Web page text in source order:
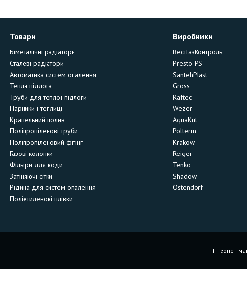
Товари
Біметалічні радіатори
Сталеві радіатори
Автоматика систем опалення
Тепла підлога
Труби для теплої підлоги
Парники і теплиці
Крапельний полив
Поліпропіленові труби
Поліпропіленовий фітінг
Газові колонки
Фільтри для води
Затіняючі сітки
Рідина для систем опалення
Поліетиленові плівки
Виробники
ВестГазКонтроль
Presto-PS
SantehPlast
Gross
Raftec
Wezer
AquaKut
Polterm
Krakow
Reiger
Tenko
Shadow
Ostendorf